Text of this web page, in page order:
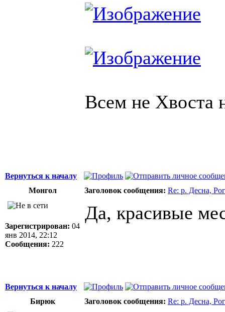
Всем не Хвоста
Вернуться к началу
Монгол
Заголовок сообщения: Re: р. Десна,
Зарегистрирован: 04
янв 2014, 22:12
Сообщения: 222
Да, красивые
Вернуться к началу
Бирюк
Заголовок сообщения: Re: р. Десна,